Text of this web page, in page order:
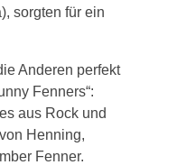
sorgten für ein
Anderen perfekt
Fenners“:
aus Rock und
Henning,
Fenner.